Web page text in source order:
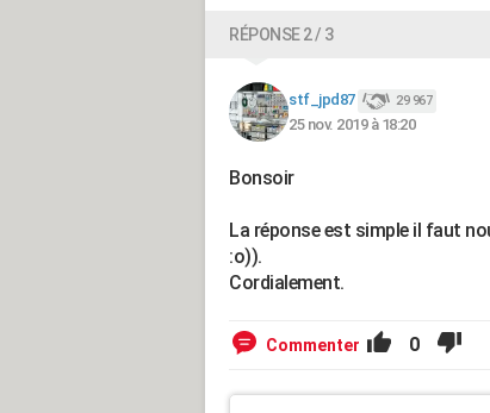
RÉPONSE 2 / 3
stf_jpd87 29 967
25 nov. 2019 à 18:20
Bonsoir
La réponse est simple il faut
:o)).
Cordialement.
Commenter 0